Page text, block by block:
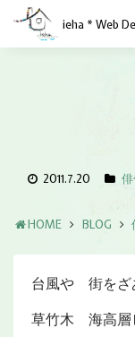
ieha * Web
2011.7.20
HOME BLOG
台風や 街をざ
草竹木 海高